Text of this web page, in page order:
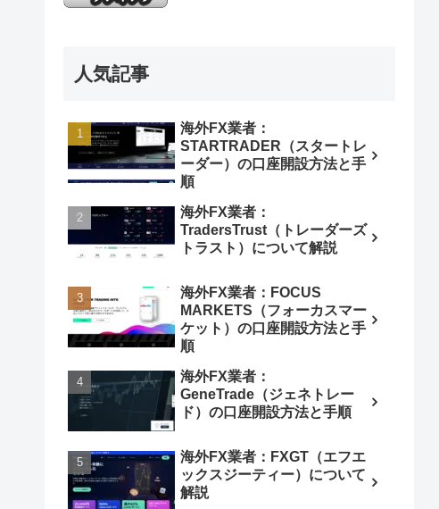
人気記事
海外FX業者：
STARTRADER（スタートレ
ーダー）の口座開設方法と手
順
海外FX業者：
TradersTrust（トレーダーズ
トラスト）について解説
海外FX業者：FOCUS
MARKETS（フォーカスマー
ケット）の口座開設方法と手
順
海外FX業者：
GeneTrade（ジェネトレー
ド）の口座開設方法と手順
海外FX業者：FXGT（エフエ
ックスジーティー）について
解説